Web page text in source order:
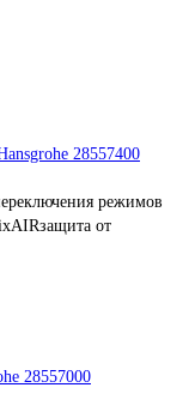
28557400
режимов
от
28557000